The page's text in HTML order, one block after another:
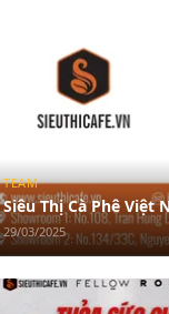
TEAM
Siêu Thị Cà Phê Việt
29/03/2025